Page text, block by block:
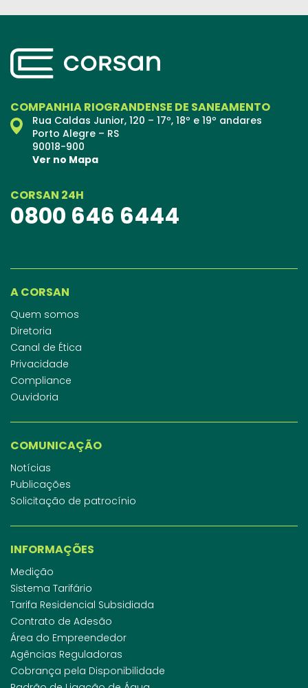
COMPANHIA RIOGRANDENSE DE SANEAMENTO
Rua Caldas Junior, 120 – 17º, 18º e 19º andares
Porto Alegre – RS
90018-900
Ver no Mapa
CORSAN 24H
0800 646 6444
A CORSAN
Quem somos
Diretoria
Canal de Ética
Privacidade
Compliance
Ouvidoria
COMUNICAÇÃO
Notícias
Publicações
Solicitação de patrocínio
INFORMAÇÕES
Medição
Sistema Tarifário
Tarifa Residencial Subsidiada
Contrato de Adesão
Área do Empreendedor
Agências Reguladoras
Cobrança pela Disponibilidade